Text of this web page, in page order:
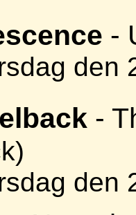
-
den
-
den